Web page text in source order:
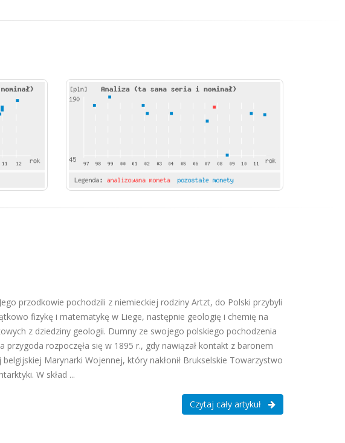
przodkowie pochodzili z niemieckiej rodziny Artzt, do Polski przybyli
fizykę i matematykę w Liege, następnie geologię i chemię na
z dziedziny geologii. Dumny ze swojego polskiego pochodzenia
przygoda rozpoczęła się w 1895 r., gdy nawiązał kontakt z baronem
Marynarki Wojennej, który nakłonił Brukselskie Towarzystwo
W skład ...
Czytaj cały artykuł